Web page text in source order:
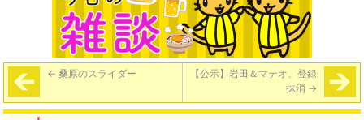
← 桑原のスライダー
【公示】岩田＆マテオ、登録
抹消 →